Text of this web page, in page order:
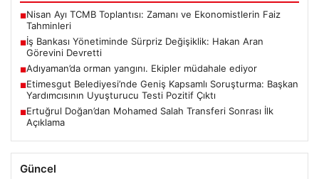
■Nisan Ayı TCMB Toplantısı: Zamanı ve Ekonomistlerin Faiz
Tahminleri
■İş Bankası Yönetiminde Sürpriz Değişiklik: Hakan Aran
Görevini Devretti
■Adıyaman’da orman yangını. Ekipler müdahale ediyor
■Etimesgut Belediyesi’nde Geniş Kapsamlı Soruşturma: Başkan
Yardımcısının Uyuşturucu Testi Pozitif Çıktı
■Ertuğrul Doğan’dan Mohamed Salah Transferi Sonrası İlk
Açıklama
Güncel